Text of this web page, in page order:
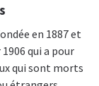
en 1887 et
qui a pour
qui sont morts